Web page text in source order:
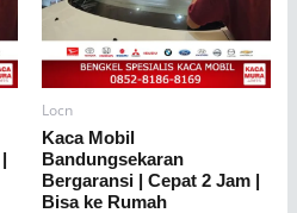
Locn
Kaca Mobil
Bandungsekaran
Bergaransi | Cepat 2 Jam |
Bisa ke Rumah